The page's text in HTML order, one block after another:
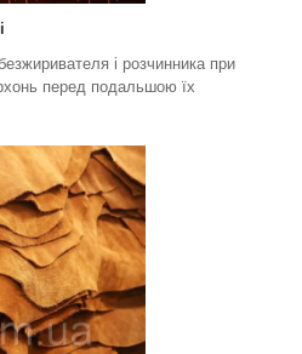
і розчинника при
перед подальшою їх